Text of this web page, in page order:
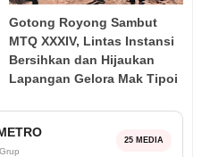
Gotong Royong Sambut
MTQ XXXIV, Lintas Instansi
Bersihkan dan Hijaukan
Lapangan Gelora Mak Tipoi
25 MEDIA